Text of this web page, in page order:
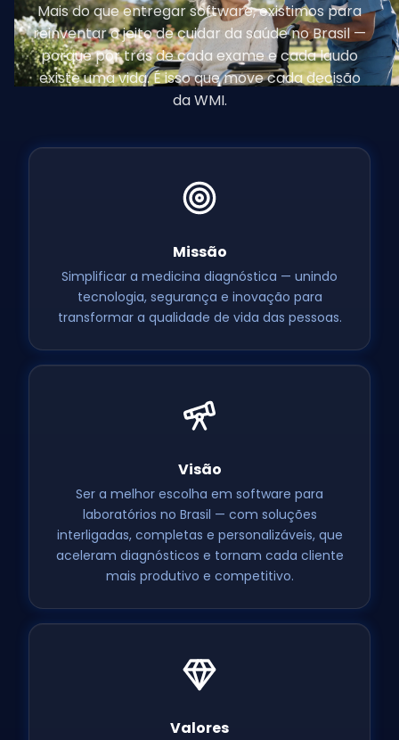
Mais do que entregar software, existimos para
reinventar o jeito de cuidar da saúde no Brasil —
porque por trás de cada exame e cada laudo
existe uma vida. É isso que move cada decisão
da WMI.
Missão
Simplificar a medicina diagnóstica — unindo
tecnologia, segurança e inovação para
transformar a qualidade de vida das pessoas.
Visão
Ser a melhor escolha em software para
laboratórios no Brasil — com soluções
interligadas, completas e personalizáveis, que
aceleram diagnósticos e tornam cada cliente
mais produtivo e competitivo.
Valores